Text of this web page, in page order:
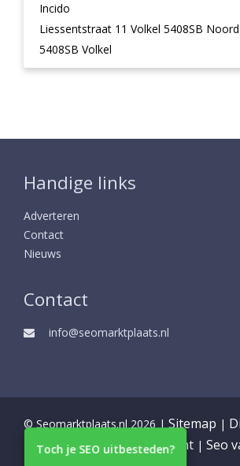
Incido
Liessentstraat 11 Volkel 5408SB
5408SB Volkel
Handige links
Adverteren
Contact
Nieuws
Contact
info@seomarktplaats.nl
© Seomarktplaats.nl 2026 |Sitemap |
Partners|Privacy statement | Seo
Toch je SEO uitbesteden?